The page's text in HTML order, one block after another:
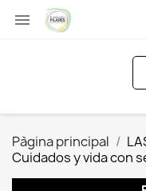

Pàgina principal
Cuidados y vida con